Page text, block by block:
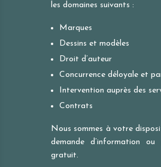
les domaines suivants :
Marques
Dessins et modèles
Droit d’auteur
Concurrence déloyale et
Intervention auprès des
Contrats
Nous sommes à votre
demande d’information
gratuit.